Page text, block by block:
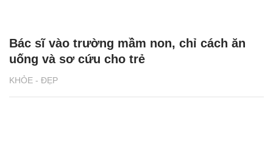
KHỎE - ĐẸP
Bác sĩ vào trường mầm non, chỉ cách ăn
uống và sơ cứu cho trẻ